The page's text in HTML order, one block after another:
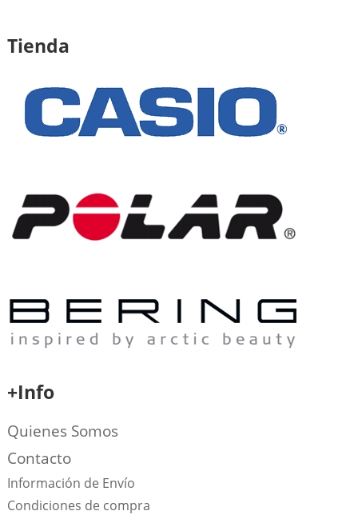
Tienda
+Info
Quienes Somos
Contacto
Información de Envío
Condiciones de compra